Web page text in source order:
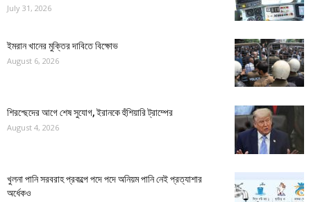
July 31, 2026
ইমরান খানের মুক্তির দাবিতে বিক্ষোভ
August 6, 2026
শিরশ্ছেদের আগে শেষ সুযোগ, ইরানকে হুঁশিয়ারি ট্রাম্পের
August 4, 2026
খুলনা পানি সরবরাহ প্রকল্পে পদে পদে অনিয়ম পানি নেই প্রত্যাশার
অর্ধেকও